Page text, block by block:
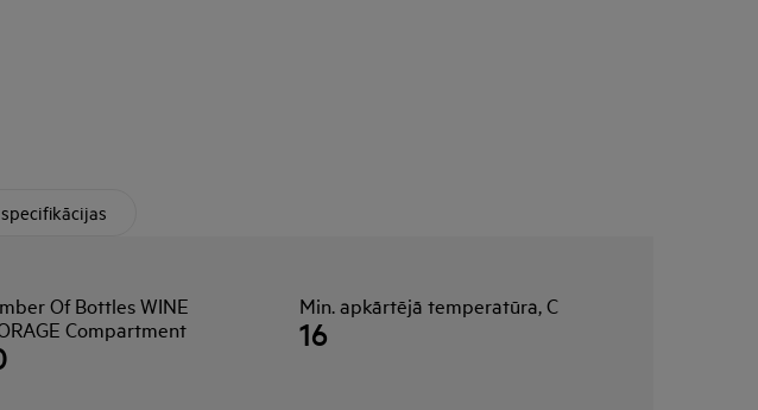
Of Bottles WINE
Compartment
Min. apkārtējā temperatūra, C
16